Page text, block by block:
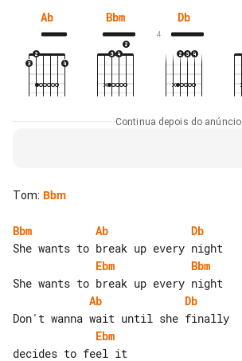
Ab Bbm Db
4
Continua depois do anúncio
Tom: Bbm
Bbm Ab
Db
Ebm
Bbm
Ab
Db
Ebm